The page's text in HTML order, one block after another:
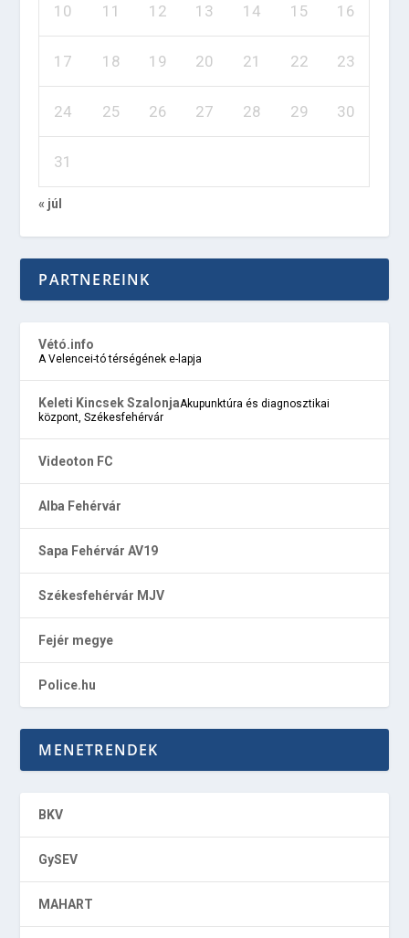
10 11 12 13 14 15 16
17 18 19 20 21 22 23
24 25 26 27 28 29 30
31
« júl
PARTNEREINK
Vétó.info
A Velencei-tó térségének e-lapja
Keleti Kincsek SzalonjaAkupunktúra és diagnosztikai
központ, Székesfehérvár
Videoton FC
Alba Fehérvár
Sapa Fehérvár AV19
Székesfehérvár MJV
Fejér megye
Police.hu
MENETRENDEK
BKV
GySEV
MAHART